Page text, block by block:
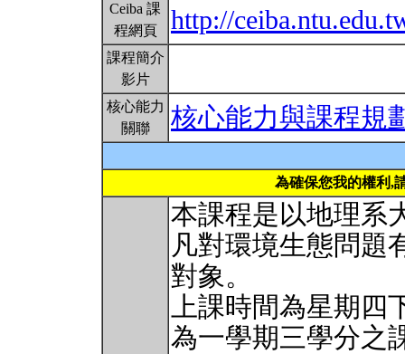
Ceiba 課
程網頁
http://
課程簡介
影片
核心能力
關聯
核心能力與課程規
為確保您我的權利,
本課程是以地理系
凡對環境生態問題
對象。
上課時間為星期四
為一學期三學分之